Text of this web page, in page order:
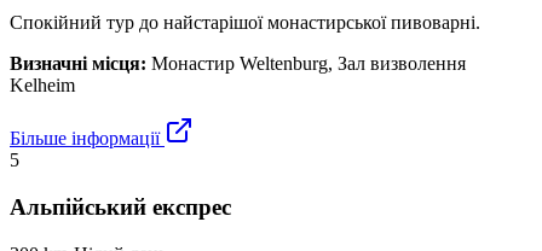
Спокійний тур до найстарішої монастирської пивоварні.
Визначні місця: Монастир Weltenburg, Зал визволення
Kelheim
Більше інформації
5
Альпійський експрес